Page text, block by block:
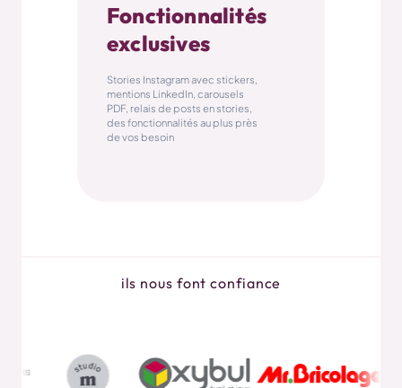
Fonctionnalités
exclusives
Stories Instagram avec stickers,
mentions LinkedIn, carousels
PDF, relais de posts en stories,
des fonctionnalités au plus près
de vos besoin
ils nous font confiance